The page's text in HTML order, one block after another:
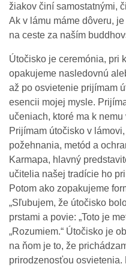
žiakov činí samostatnými,
Ak v lámu máme dôveru,
na ceste za naším
Útočisko je ceremónia, pri
opakujeme nasledovnú
až po osvietenie prijímam
esencii mojej mysle.
učeniach, ktoré ma k
Prijímam útočisko v
požehnania, metód a
Karmapa, hlavný
učitelia našej tradície ho
Potom ako zopakujeme
„Sľubujem, že útočisko
prstami a povie: „Toto je
„Rozumiem.“ Útočisko je
na ňom je to, že
prirodzenosťou osvietenia.